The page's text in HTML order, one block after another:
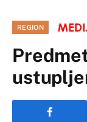
REGION